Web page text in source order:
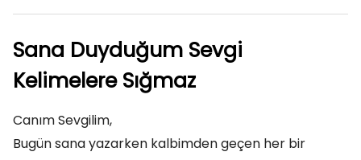
Sana Duyduğum Sevgi
Kelimelere Sığmaz
Canım Sevgilim,
Bugün sana yazarken kalbimden geçen her bir